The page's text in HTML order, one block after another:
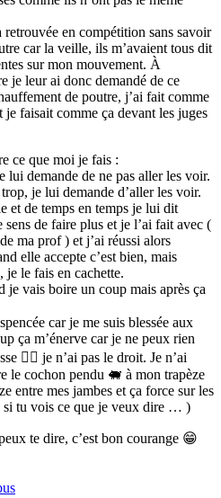
retrouvée en compétition sans savoir
car la veille, ils m’avaient tous dit
sur mon mouvement. À
je leur ai donc demandé de ce
de poutre, j’ai fait comme
je faisait comme ça devant les juges
ce que moi je fais :
lui demande de ne pas aller les voir.
je lui demande d’aller les voir.
et de temps en temps je lui dit
sens de faire plus et je l’ai fait avec (
ma prof ) et j’ai réussi alors
elle accepte c’est bien, mais
je le fais en cachette.
je vais boire un coup mais après ça
car je me suis blessée aux
ça m’énerve car je ne peux rien
🏊‍♀️ je n’ai pas le droit. Je n’ai
le cochon pendu 🐖 à mon trapèze
entre mes jambes et ça force sur les
si tu vois ce que je veux dire … )
te dire, c’est bon courange 😁